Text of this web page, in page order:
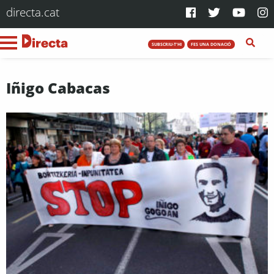
directa.cat
SUBSCRIU-T'HI FES UNA DONACIÓ
Iñigo Cabacas